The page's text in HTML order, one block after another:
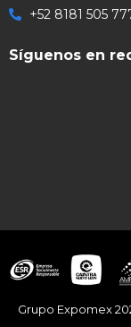
+52 8181 505
Síguenos en
Grupo Expomex